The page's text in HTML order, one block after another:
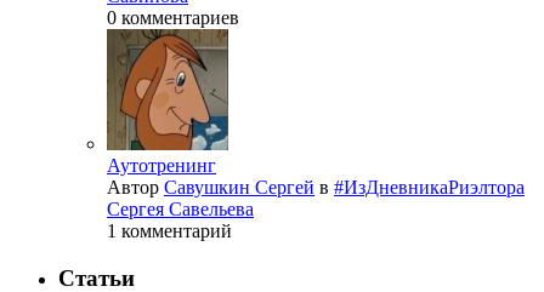
0 комментариев
Аутотренинг
Автор Савушкин Сергей в #ИзДневникаРиэлтора
Сергея Савельева
1 комментарий
Статьи